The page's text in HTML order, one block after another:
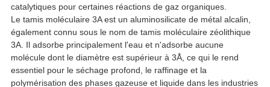
catalytiques pour certaines réactions de gaz organiques.
Le tamis moléculaire 3A est un aluminosilicate de métal alcalin,
également connu sous le nom de tamis moléculaire zéolithique
3A. Il adsorbe principalement l'eau et n'adsorbe aucune
molécule dont le diamètre est supérieur à 3Å, ce qui le rend
essentiel pour le séchage profond, le raffinage et la
polymérisation des phases gazeuse et liquide dans les industries